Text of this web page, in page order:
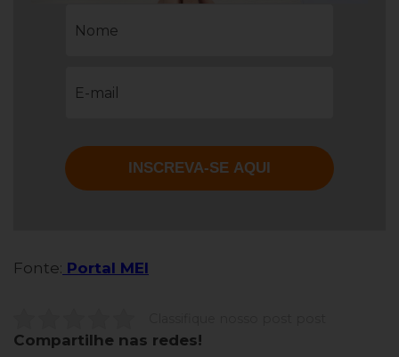
Fonte: Portal MEI
Compartilhe nas redes!